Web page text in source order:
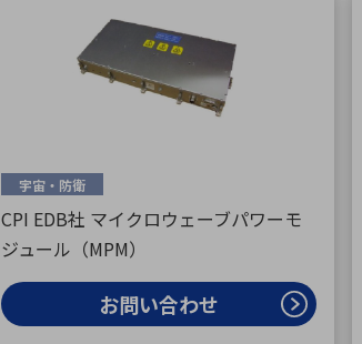
宇宙・防衛
CPI EDB社 マイクロウェーブパワーモ
ジュール（MPM）
お問い合わせ